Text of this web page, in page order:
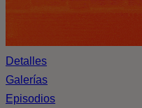
Detalles
Galerías
Episodios